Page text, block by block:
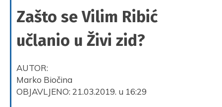
Zašto se Vilim Ribić
učlanio u Živi zid?
AUTOR:
Marko Biočina
OBJAVLJENO: 21.03.2019. u 16:29